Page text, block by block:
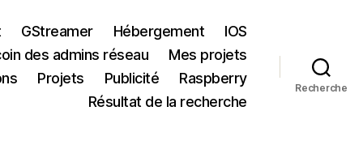
GStreamer Hébergement
IOS
des admins réseau
Mes projets
Projets Publicité
Raspberry
Résultat de la recherche
Recherche